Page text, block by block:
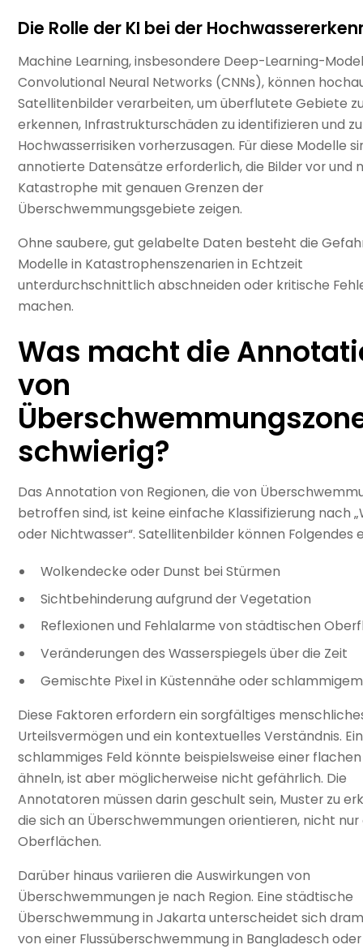
Die Rolle der KI bei der
Machine Learning, insbesondere Deep-Learning-
Convolutional Neural Networks (CNNs), können
Satellitenbilder verarbeiten, um überflutete Gebiete
erkennen, Infrastrukturschäden zu identifizieren und
Hochwasserrisiken vorherzusagen. Für diese Modelle
annotierte Datensätze erforderlich, die Bilder vor und
Katastrophe mit genauen Grenzen der
Überschwemmungsgebiete zeigen.
Ohne saubere, gut gelabelte Daten besteht die
Modelle in Katastrophenszenarien in Echtzeit
unterdurchschnittlich abschneiden oder kritische
machen.
Was macht die
von
schwierig?
Das Annotation von Regionen, die von
betroffen sind, ist keine einfache Klassifizierung nach
oder Nichtwasser“. Satellitenbilder können Folgendes
Wolkendecke oder Dunst bei Stürmen
Sichtbehinderung aufgrund der Vegetation
Reflexionen und Fehlalarme von städtischen
Veränderungen des Wasserspiegels über die Zeit
Gemischte Pixel in Küstennähe oder
Diese Faktoren erfordern ein sorgfältiges
Urteilsvermögen und ein kontextuelles Verständnis. Ein
schlammiges Feld könnte beispielsweise einer
ähneln, ist aber möglicherweise nicht gefährlich. Die
Annotatoren müssen darin geschult sein, Muster zu
die sich an Überschwemmungen orientieren, nicht nur
Oberflächen.
Darüber hinaus variieren die Auswirkungen von
Überschwemmungen je nach Region. Eine städtische
Überschwemmung in Jakarta unterscheidet sich
von einer Flussüberschwemmung in Bangladesch